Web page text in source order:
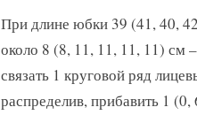
При длине юбки 39 (41, 40,
около 8 (8, 11, 11, 11, 11) см
связать 1 круговой ряд
распределив, прибавить 1